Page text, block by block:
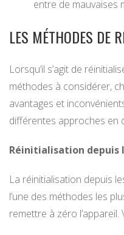
entre de mauvaises
LES MÉTHODES DE
Lorsqu’il s’agit de
méthodes à considérer,
avantages et
différentes approches en
Réinitialisation depuis
La réinitialisation depuis
l’une des méthodes les
remettre à zéro l’appareil.